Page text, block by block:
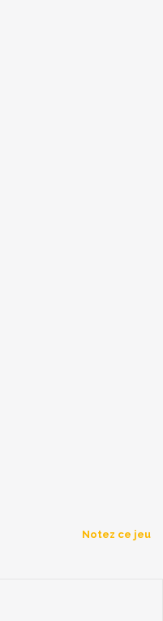
Notez ce jeu